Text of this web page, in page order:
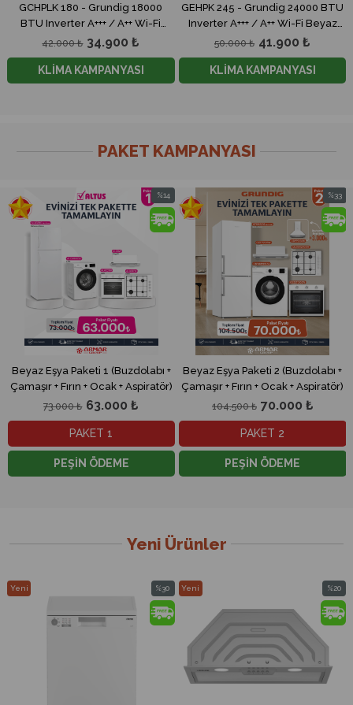
GEHPK 245 - Grundig 24000 BTU
Inverter A+++ / A++ Wi-Fi Beyaz
Split Klima
41.900 ₺
50.000 ₺
KLİMA KAMPANYASI
GEHPK 095 - Grundig 9000
Inverter A+++ / A++ Wi-Fi Beyaz
Split Klima
19.900 ₺
27.000 ₺
KLİMA KAMPANYASI
PAKET KAMPANYASI
Beyaz Eşya Paketi 2 (Buzdolabı +
Çamaşır + Fırın + Ocak + Aspiratör)
70.000 ₺
104.500 ₺
%33
İndirim
%33İndirim
PAKET 2
PEŞİN ÖDEME
Beyaz Eşya Paketi 3 (Buzdolabı +
Çamaşır + Fırın + Ocak +
Davlumbaz)
98.000 ₺
128.500 ₺
%24
İndirim
PAKET 3
PEŞİN ÖDEME
Yeni Ürünler
%30
İndirim
%30İndirim
Yeni
%20
İndirim
Yeni